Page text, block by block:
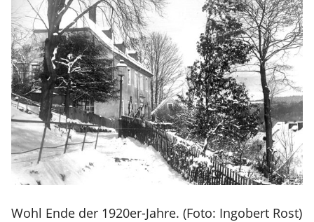
Wohl Ende der 1920er-Jahre. (Foto: Ingobert Rost)